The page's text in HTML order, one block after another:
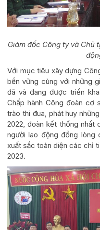
Giám đốc Công ty và Chủ
Với mục tiêu xây dựng
bền vững cùng với những
đã và đang được triển
Chấp hành Công đoàn cơ
trào thi đua, phát huy
2022, đoàn kết thống nhất
người lao động đồng lòng
xuất sắc toàn diện các chỉ
2023.